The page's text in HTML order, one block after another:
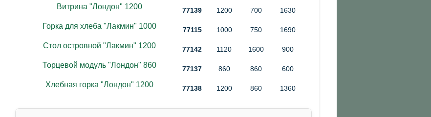
Витрина "Лондон" 1200 77139 1200 700 1630
Горка для хлеба "Лакмин" 1000 77115 1000 750 1690
Стол островной "Лакмин" 1200 77142 1120 1600 900
Торцевой модуль "Лондон" 860 77137 860 860 600
Хлебная горка "Лондон" 1200 77138 1200 860 1360